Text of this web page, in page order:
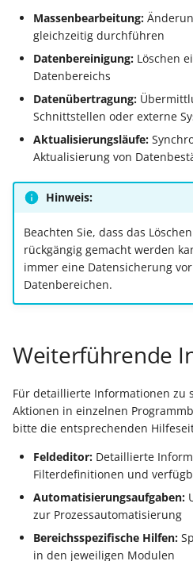
Massenbearbeitung:
gleichzeitig durchführen
Datenbereinigung: Löschen
Datenbereichs
Datenübertragung:
Schnittstellen oder externe
Aktualisierungsläufe:
Aktualisierung von
Hinweis:
Beachten Sie, dass das
rückgängig gemacht werden
immer eine Datensicherung
Datenbereichen.
Weiterführende
Für detaillierte Informationen zu
Aktionen in einzelnen
bitte die entsprechenden
Feldeditor: Detaillierte
Filterdefinitionen und
Automatisierungsaufgaben:
zur Prozessautomatisierung
Bereichsspezifische Hilfen:
in den jeweiligen Modulen